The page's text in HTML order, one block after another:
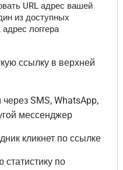
URL адрес вашей
из доступных
логгера
ссылку в верхней
SMS, WhatsApp,
мессенджер
кликнет по ссылке
по